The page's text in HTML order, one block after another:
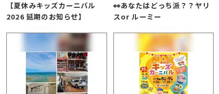
【夏休みキッズカーニバル
2026 延期のお知らせ】
👀あなたはどっち派？？ヤリ
スor ルーミー